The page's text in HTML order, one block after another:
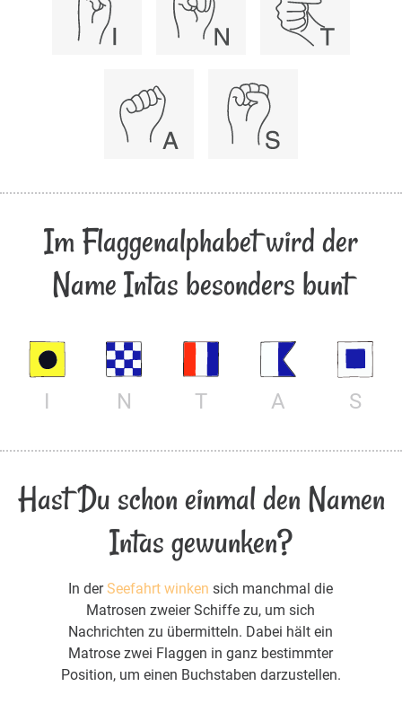
Im Flaggenalphabet wird der
Name Intas besonders bunt
I N T A S
Hast Du schon einmal den Namen
Intas gewunken?
In derSeefahrt winken sich manchmal die
Matrosen zweier Schiffe zu, um sich
Nachrichten zu übermitteln. Dabei hält ein
Matrose zwei Flaggen in ganz bestimmter
Position, um einen Buchstaben darzustellen.